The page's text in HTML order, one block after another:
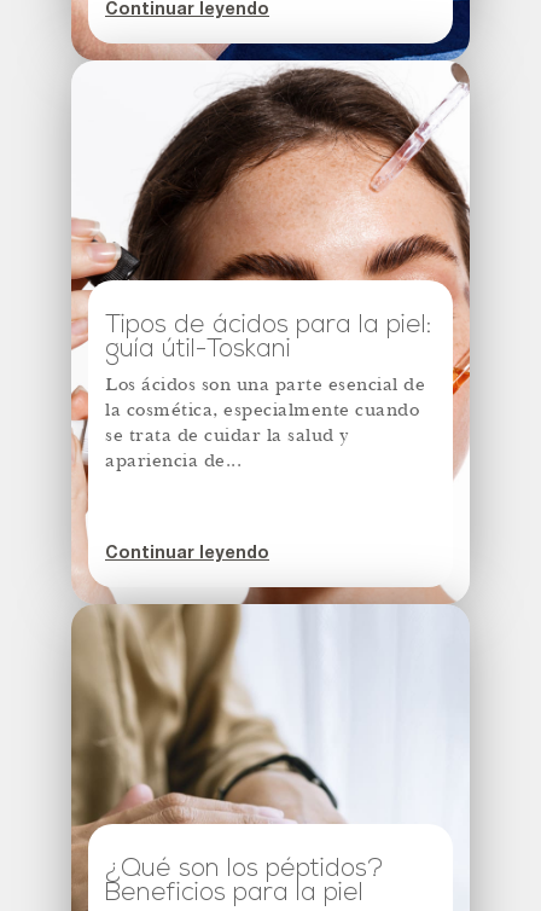
Continuar leyendo
Tipos de ácidos para la piel:
guía útil-Toskani
Los ácidos son una parte esencial de
la cosmética, especialmente cuando
se trata de cuidar la salud y
apariencia de...
Continuar leyendo
¿Qué son los péptidos?
Beneficios para la piel